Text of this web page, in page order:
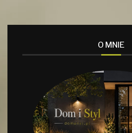
O MNIE